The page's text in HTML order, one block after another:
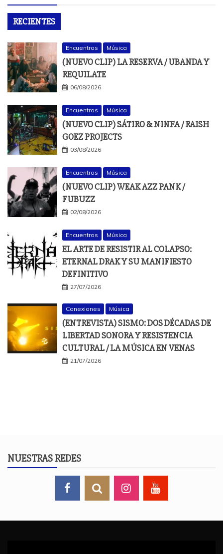
RECIENTES
Encuentros Música
(NUEVO CLIP) LA RESERVA / UBANDA Y
REQUILATE
06/08/2026
Encuentros Música
(NUEVO CLIP) SÁTIRO & NINFA / RAISH
GOEZ PROJECTS
03/08/2026
Encuentros Música
(NUEVO CLIP) WEAK AZZ PANK /
FUBUZZ
02/08/2026
Encuentros Música
EL ARTE DE RESISTIR AL COLAPSO:
ETERNAL DRAK Y SU MANIFIESTO
DEFINITIVO
27/07/2026
Conexiones Música
(ENTREVISTA) SISMO: DOS DÉCADAS DE
LIBERTAD SONORA Y RESISTENCIA
CULTURAL / LA MÚSICA EN VENAS
21/07/2026
NUESTRAS REDES